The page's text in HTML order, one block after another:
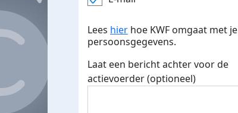
Lees hier hoe KWF omgaat met je
persoonsgegevens.
Laat een bericht achter voor de
actievoerder (optioneel)